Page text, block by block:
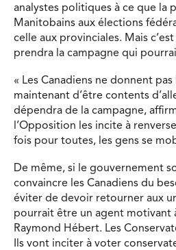
analystes politiques à ce que la
Manitobains aux élections
celle aux provinciales. Mais
prendra la campagne qui
« Les Canadiens ne donnent pas
maintenant d’être contents
dépendra de la campagne,
l’Opposition les incite à
fois pour toutes, les gens se
De même, si le gouvernement
convaincre les Canadiens du
éviter de devoir retourner aux
pourrait être un agent motivant
Raymond Hébert. Les
Ils vont inciter à voter